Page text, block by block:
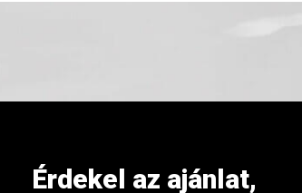
Érdekel az ajánlat,